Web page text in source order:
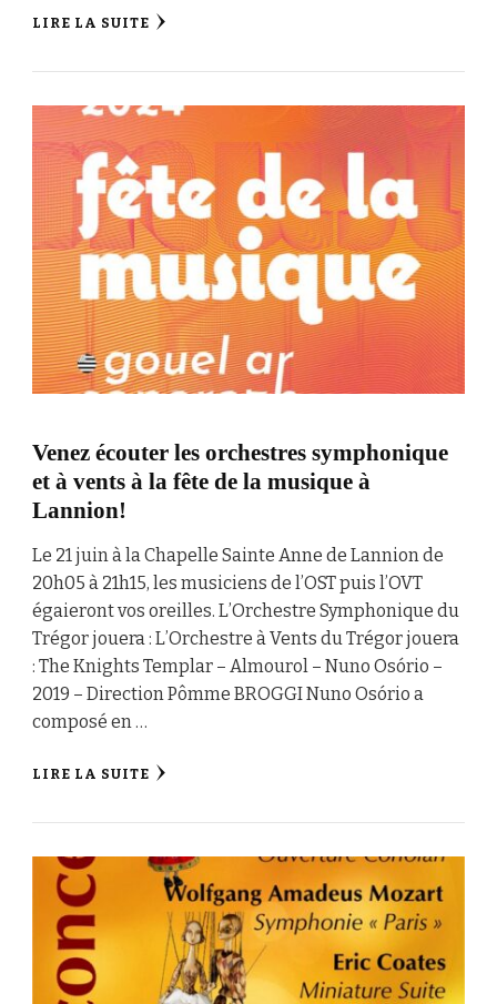
LIRE LA SUITE
Venez écouter les orchestres symphonique
et à vents à la fête de la musique à
Lannion!
Le 21 juin à la Chapelle Sainte Anne de Lannion de
20h05 à 21h15, les musiciens de l’OST puis l’OVT
égaieront vos oreilles. L’Orchestre Symphonique du
Trégor jouera : L’Orchestre à Vents du Trégor jouera
: The Knights Templar – Almourol – Nuno Osório –
2019 – Direction Pômme BROGGI Nuno Osório a
composé en …
LIRE LA SUITE